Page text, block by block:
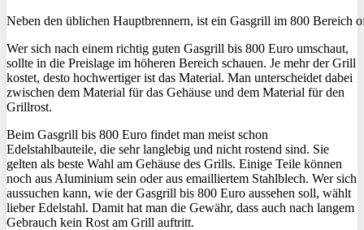
Neben den üblichen Hauptbrennern, ist ein Gasgrill im 800 Bereich
Wer sich nach einem richtig guten Gasgrill bis 800 Euro umschaut,
sollte in die Preislage im höheren Bereich schauen. Je mehr der Grill
kostet, desto hochwertiger ist das Material. Man unterscheidet dabei
zwischen dem Material für das Gehäuse und dem Material für den
Grillrost.
Beim Gasgrill bis 800 Euro findet man meist schon
Edelstahlbauteile, die sehr langlebig und nicht rostend sind. Sie
gelten als beste Wahl am Gehäuse des Grills. Einige Teile können
noch aus Aluminium sein oder aus emailliertem Stahlblech. Wer sich
aussuchen kann, wie der Gasgrill bis 800 Euro aussehen soll, wählt
lieber Edelstahl. Damit hat man die Gewähr, dass auch nach langem
Gebrauch kein Rost am Grill auftritt.